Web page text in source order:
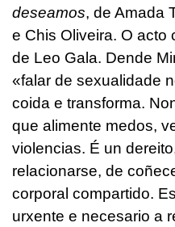
deseamos, de Amada
e Chis Oliveira. O acto
de Leo Gala. Dende
«falar de sexualidade
coida e transforma.
que alimente medos,
violencias. É un
relacionarse, de
corporal compartido.
urxente e necesario a